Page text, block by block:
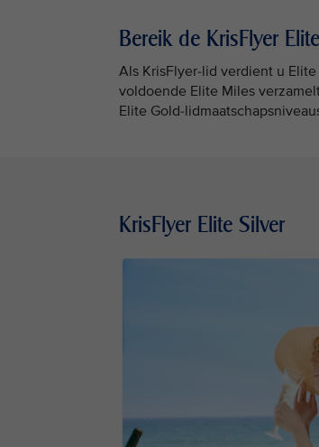
Bereik de KrisFlyer
Als KrisFlyer-lid verdient u
voldoende Elite Miles
Elite Gold-
KrisFlyer Elite Silver